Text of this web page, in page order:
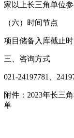
家以上长三角单位参
（六）时间节点
项目储备入库截止时
三、咨询方式
021-24197781、
附件：2023年长三
单